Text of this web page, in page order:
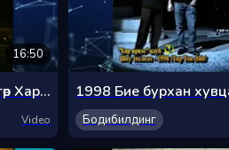
16:50
1998 Бие бурхан хувцас чөтгөр Хар ирвэс клубын шоу 2-р хэсэг
Video Бодибилдинг